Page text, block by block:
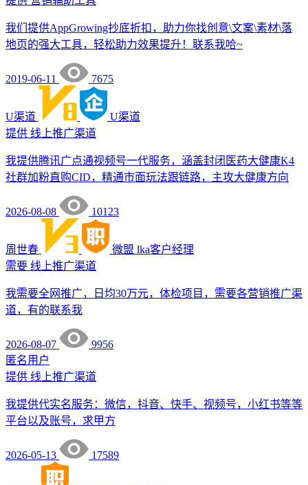
我们提供AppGrowing抄底折扣，助力你找创意\文案\素材\落
地页的强大工具，轻松助力效果提升！联系我哈~
2019-06-11 7675
U渠道
U渠道
提供 线上推广渠道
我提供腾讯广点通视频号一代服务，涵盖封闭医药大健康K4
社群加粉直购CID，精通市面玩法跟链路，主攻大健康方向
2026-08-08 10123
周世春 微盟 lka客户经理
需要 线上推广渠道
我需要全网推广，日均30万元，体检项目，需要各营销推广渠
道，有的联系我
2026-08-07
9956
匿名用户
提供 线上推广渠道
我提供代实名服务：微信，抖音、快手、视频号，小红书等等
平台以及账号，求甲方
2026-05-13 17589